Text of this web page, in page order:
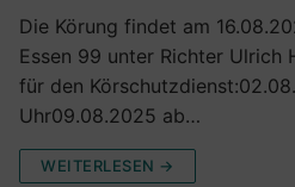
Die Körung findet am
Essen 99 unter Richter Ulrich
für den
Uhr09.08.2025 ab…
WEITERLESEN →